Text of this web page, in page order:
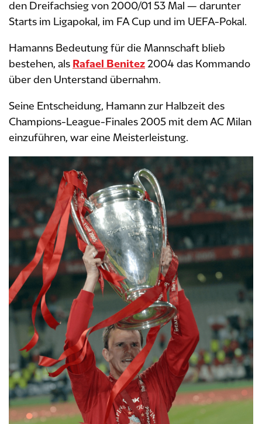
den Dreifachsieg von 2000/01 53 Mal — darunter
Starts im Ligapokal, im FA Cup und im UEFA-Pokal.
Hamanns Bedeutung für die Mannschaft blieb
bestehen, als Rafael Benitez 2004 das Kommando
über den Unterstand übernahm.
Seine Entscheidung, Hamann zur Halbzeit des
Champions-League-Finales 2005 mit dem AC Milan
einzuführen, war eine Meisterleistung.